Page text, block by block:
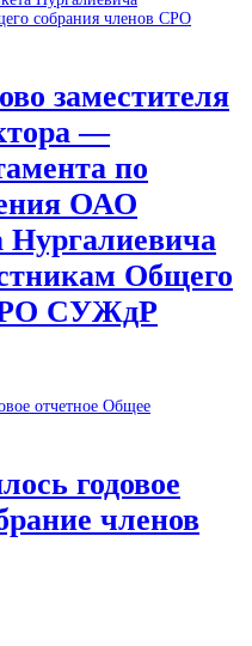
заместителя
—
по
ОАО
Общего
СУЖдР
годовое
членов